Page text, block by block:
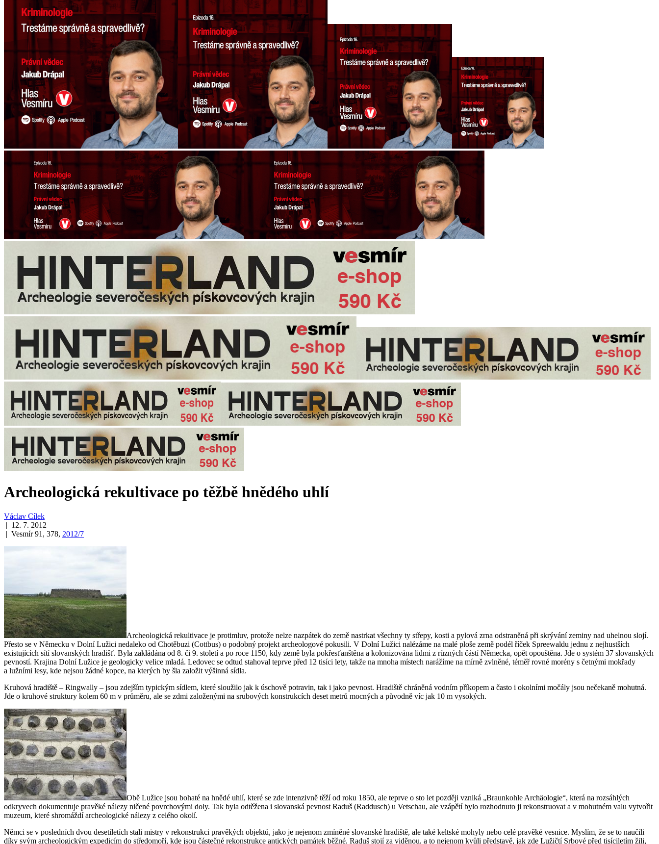
Archeologická rekultivace po těžbě hnědého uhlí
Václav Cílek
| 12. 7. 2012
| Vesmír 91, 378, 2012/7
Archeologická rekultivace je protimluv, protože nelze nazpátek do země nastrkat všechny ty střepy, kosti a pylová zrna odstraněná při skrývání zeminy nad uhelnou slojí.
Přesto se v Německu v Dolní Lužici nedaleko od Chotěbuzi (Cottbus) o podobný projekt archeologové pokusili. V Dolní Lužici nalézáme na malé ploše země podél říček Spreewaldu jednu z nejhustších
existujících sítí slovanských hradišť. Byla zakládána od 8. či 9. století a po roce 1150, kdy země byla pokřesťanštěna a kolonizována lidmi z různých částí Německa, opět opouštěna. Jde o systém 37 slovanských
pevností. Krajina Dolní Lužice je geologicky velice mladá. Ledovec se odtud stahoval teprve před 12 tisíci lety, takže na mnoha místech narážíme na mírně zvlněné, téměř rovné morény s četnými mokřady
a lužními lesy, kde nejsou žádné kopce, na kterých by šla založit výšinná sídla.
Kruhová hradiště – Ringwally – jsou zdejším typickým sídlem, které sloužilo jak k úschově potravin, tak i jako pevnost. Hradiště chráněná vodním příkopem a často i okolními močály jsou nečekaně mohutná.
Jde o kruhové struktury kolem 60 m v průměru, ale se zdmi založenými na srubových konstrukcích deset metrů mocných a původně víc jak 10 m vysokých.
Obě Lužice jsou bohaté na hnědé uhlí, které se zde intenzivně těží od roku 1850, ale teprve o sto let později vzniká „Braunkohle Archäologie“, která na rozsáhlých
odkryvech dokumentuje pravěké nálezy ničené povrchovými doly. Tak byla odtěžena i slovanská pevnost Raduš (Raddusch) u Vetschau, ale vzápětí bylo rozhodnuto ji rekonstruovat a v mohutném valu vytvořit
muzeum, které shromáždí archeologické nálezy z celého okolí.
Němci se v posledních dvou desetiletích stali mistry v rekonstrukci pravěkých objektů, jako je nejenom zmíněné slovanské hradiště, ale také keltské mohyly nebo celé pravěké vesnice. Myslím, že se to naučili
díky svým archeologickým expedicím do středomoří, kde jsou částečné rekonstrukce antických památek běžné. Raduš stojí za viděnou, a to nejenom kvůli představě, jak zde Lužičtí Srbové před tisíciletím žili,